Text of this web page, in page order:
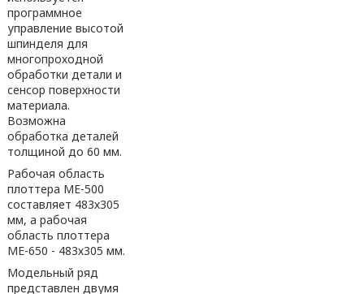
программное
управление высотой
шпинделя для
многопроходной
обработки детали и
сенсор поверхности
материала.
Возможна
обработка деталей
толщиной до 60 мм.
Рабочая область
плоттера МЕ-500
составляет 483х305
мм, а рабочая
область плоттера
МЕ-650 - 483х305 мм.
Модельный ряд
представлен двумя